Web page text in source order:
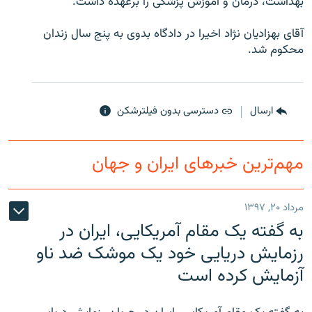
زبان‌های دیگر
آقای بهزاديان نژاد اخيرا در دادگاه بدوی به پنج سال زندان
محکوم شد.
ارسال دسترسی بدون فیلترشکن
مهم‌ترین خبرهای ایران و جهان
مرداد ۲۰, ۱۳۹۷
به گفته یک مقام آمریکایی، ایران در
رزمایش دریایی خود یک موشک ضد ناو
آزمایش کرده است